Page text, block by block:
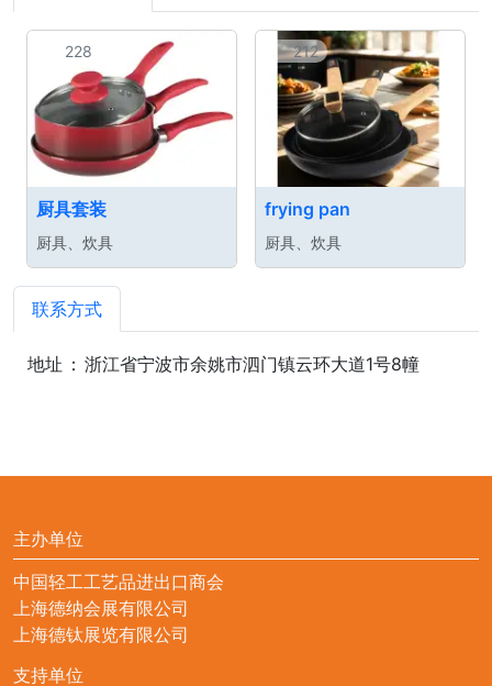
228
厨具套装
厨具、炊具
212
frying pan
厨具、炊具
联系方式
地址 ： 浙江省宁波市余姚市泗门镇云环大道1号8幢
主办单位
中国轻工工艺品进出口商会
上海德纳会展有限公司
上海德钛展览有限公司
支持单位